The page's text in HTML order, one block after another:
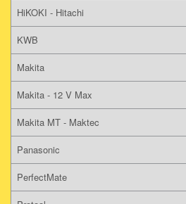
HiKOKI - Hitachi
KWB
Makita
Makita - 12 V Max
Makita MT - Maktec
Panasonic
PerfectMate